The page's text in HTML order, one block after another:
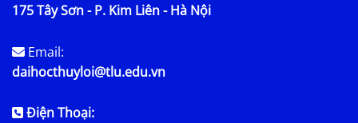
175 Tây Sơn - P. Kim Liên - Hà Nội
Email:
daihocthuyloi@tlu.edu.vn
Điện Thoại: